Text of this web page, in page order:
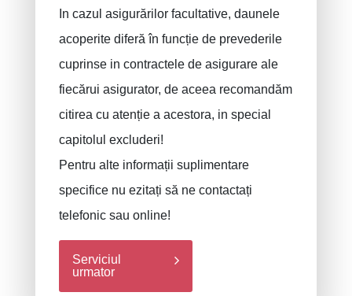
In cazul asigurărilor facultative, daunele
acoperite diferă în funcție de prevederile
cuprinse in contractele de asigurare ale
fiecărui asigurator, de aceea recomandăm
citirea cu atenție a acestora, in special
capitolul excluderi!
Pentru alte informații suplimentare
specifice nu ezitați să ne contactați
telefonic sau online!
Serviciul
urmator